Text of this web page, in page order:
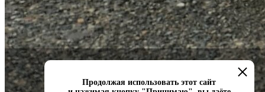
Продолжая использовать этот сайт